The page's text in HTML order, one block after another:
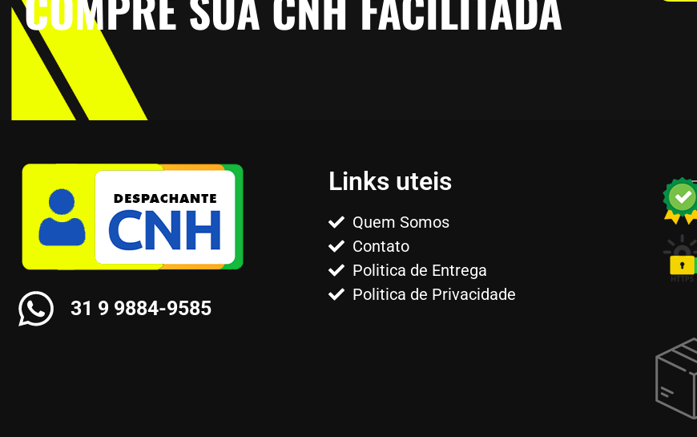
31 9 9884-9585
Links uteis
Quem Somos
Contato
Politica de Entrega
Politica de Privacidade